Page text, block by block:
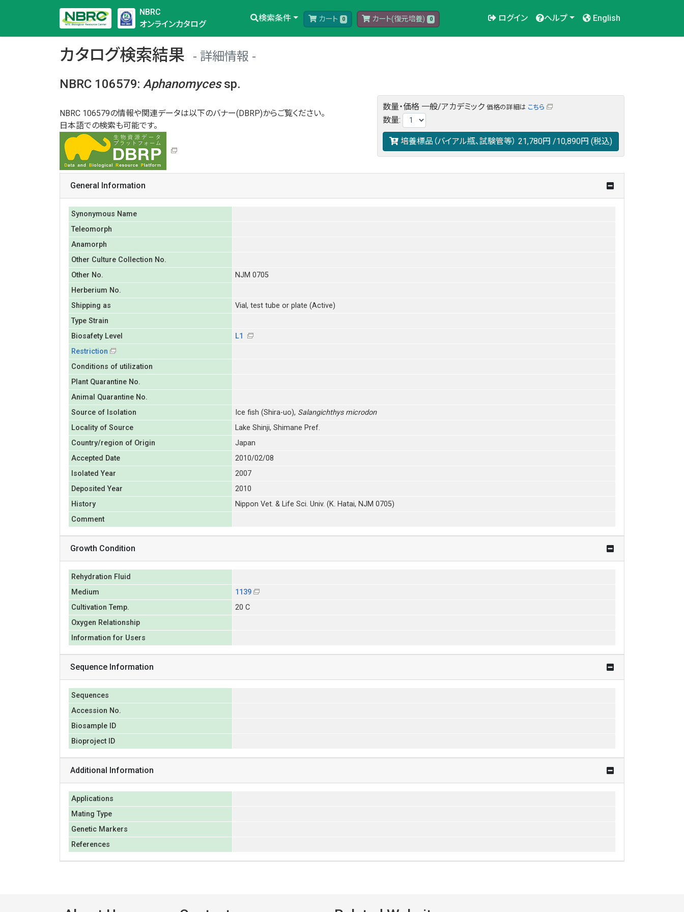
NBRC
オンラインカタログ
検索条件 カート 0 カート(復元培養) 0 ログイン ヘルプ English
カタログ検索結果
詳細情報
NBRC 106579: Aphanomycessp.
NBRC 106579の情報や関連データは以下のバナー(DBRP)からご覧ください。
日本語での検索も可能です。
数量・価格 一般/アカデミック 価格の詳細は こちら
数量:
培養標品（バイアル瓶、試験管等） 21,780円 /10,890円 (税込)
General Information
Synonymous Name
Teleomorph
Anamorph
Other Culture Collection No.
Other No.
NJM 0705
Herberium No.
Shipping as
Vial, test tube or plate (Active)
Type Strain
Biosafety Level
L1
Restriction
Conditions of utilization
Plant Quarantine No.
Animal Quarantine No.
Source of Isolation
Ice fish (Shira-uo), Salangichthys microdon
Locality of Source
Lake Shinji, Shimane Pref.
Country/region of Origin
Japan
Accepted Date
2010/02/08
Isolated Year
2007
Deposited Year
2010
History
Nippon Vet. & Life Sci. Univ. (K. Hatai, NJM 0705)
Comment
Growth Condition
Rehydration Fluid
Medium
1139
Cultivation Temp.
20 C
Oxygen Relationship
Information for Users
Sequence Information
Sequences
Accession No.
Biosample ID
Bioproject ID
Additional Information
Applications
Mating Type
Genetic Markers
References